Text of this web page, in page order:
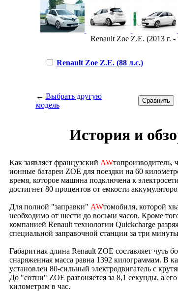
Renault Zoe Z.E. (2013 г. -
Renault Zoe Z.E. (88 л.с.)
← Выбрать другую
модель
История и
Как заявляет французский AWтопроизводитель,
ионные батареи ZOE для поездки на 60
время, которое машина подключена к
достигнет 80 процентов от емкости
Для полной "заправки" AWтомобиля, которой
необходимо от шести до восьми часов. Кроме
компанией Renault технологии Quickcharge
специальной заправочной станции за три
Габаритная длина Renault ZOE составляет чуть
снаряженная масса равна 1392 килограммам. В
установлен 80-сильный электродвигатель с
До "сотни" ZOE разгоняется за 8,1 секунды, а
километрам в час.